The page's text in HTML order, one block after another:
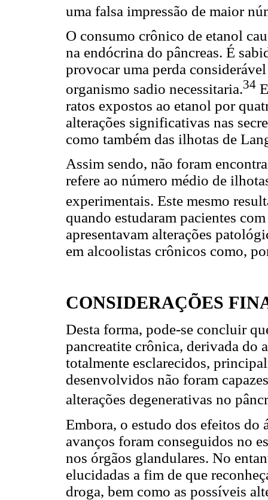
uma falsa impressão de maior
O consumo crônico de etanol
na endócrina do pâncreas. É
provocar uma perda
organismo sadio necessitaria.34
ratos expostos ao etanol por
alterações significativas nas
como também das ilhotas de
Assim sendo, não foram
refere ao número médio de
experimentais. Este mesmo
quando estudaram pacientes
apresentavam alterações
em alcoolistas crônicos como,
CONSIDERAÇÕES
Desta forma, pode-se concluir
pancreatite crônica, derivada do
totalmente esclarecidos,
desenvolvidos não foram
alterações degenerativas no
Embora, o estudo dos efeitos do
avanços foram conseguidos no
nos órgãos glandulares. No
elucidadas a fim de que
droga, bem como as possíveis